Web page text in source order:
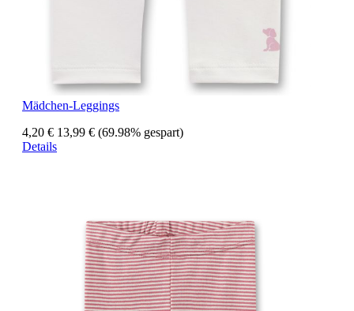
Mädchen-Leggings
4,20 € 13,99 € (69.98% gespart)
Details